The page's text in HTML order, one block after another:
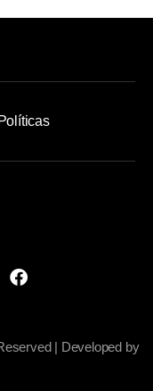
| Developed by